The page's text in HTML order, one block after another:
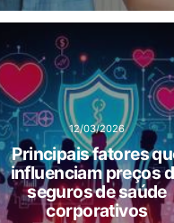
12/03/2026
Principais fatores
influenciam preços
seguros de saúde
corporativos